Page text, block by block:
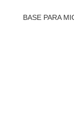
BASE PARA